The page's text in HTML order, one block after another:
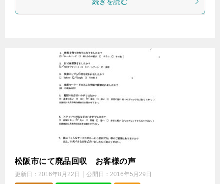
松阪市にて廃品回収 お客様の声
更新日： 2016年8月22日 公開日： 2016年5月29日